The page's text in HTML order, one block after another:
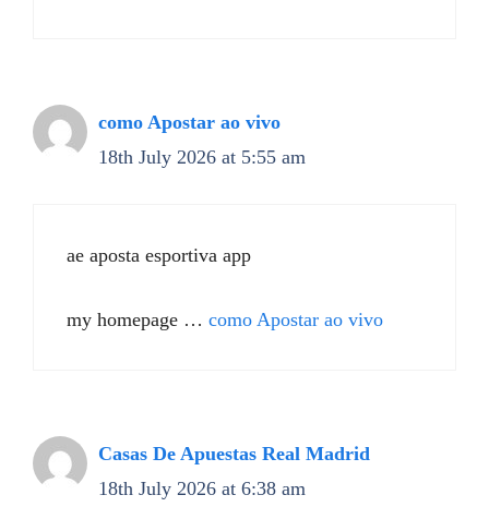
como Apostar ao vivo
18th July 2026 at 5:55 am
ae aposta esportiva app
my homepage … como Apostar ao vivo
Casas De Apuestas Real Madrid
18th July 2026 at 6:38 am